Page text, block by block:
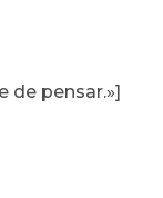
de pensar.»]